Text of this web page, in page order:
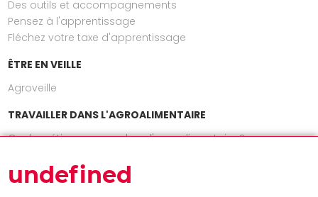
Des outils et accompagnements
Pensez à l'apprentissage
Fléchez votre taxe d'apprentissage
ÊTRE EN VEILLE
Agroveille
TRAVAILLER DANS L'AGROALIMENTAIRE
Quels métiers exercer dans l'agroalimentaire ?
undefined